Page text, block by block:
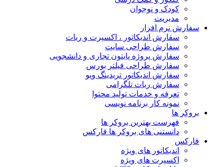
کودک و نوجوان
مدیریت
سفارش نرم افزار
سفارش اندیکاتور ، اکسپرت و ربات
سفارش طراحی سایت
سفارش پروژه پایتون تجاری و دانشجویی
سفارش طراحی فیلتر بورس
سفارش اندیکاتور تریدینگ ویو
سفارش ربات تلگرامی
تعرفه و خدمات تولید محتوا
نمونه کار برنامه نویسی
بروکر ها
فهرست بهترین بروکر ها
دانستنی های بروکر ها فارکس
فارکس
اندیکاتور های ویژه
اکسپرت های ویژه